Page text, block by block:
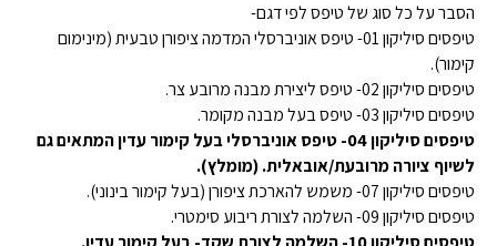
הסבר על כל סוג של טיפס לפי דגם-
טיפסים סיליקון 01- טיפס אוניברסלי המדמה ציפורן טבעית (מינימום
קימור).
טיפסים סיליקון 02- טיפס ליצירת מבנה מרובע צר.
טיפסים סיליקון 03- טיפס בעל מבנה מקומר.
טיפסים סיליקון 04- טיפס אוניברסלי בעל קימור עדין המתאים גם
לשיוף ציורה מרובעת/אובאלית. (מומלץ).
טיפסים סיליקון 07- משמש להארכת ציפורן (בעל קימור בינוני).
טיפסים סיליקון 09- השלמה לצורת ריבוע סימטרי.